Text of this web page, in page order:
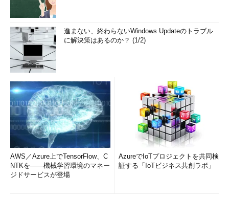
進まない、終わらないWindows Updateのトラブル
に解決策はあるのか？ (1/2)
AWS／Azure上でTensorFlow、C
NTKを――機械学習環境のマネー
ジドサービスが登場
AzureでIoTプロジェクトを共同検
証する「IoTビジネス共創ラボ」